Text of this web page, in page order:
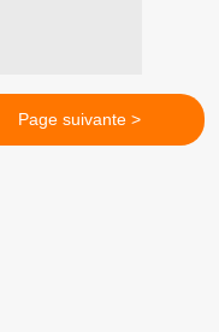
Page suivante >